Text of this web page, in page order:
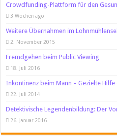
Crowdfunding-Plattform für den
3 Wochen ago
Weitere Übernahmen im
2. November 2015
Fremdgehen beim Public Viewing
18. Juli 2016
Inkontinenz beim Mann – Gezielte
22. Juli 2014
Detektivische Legendenbildung: Der
26. Januar 2016